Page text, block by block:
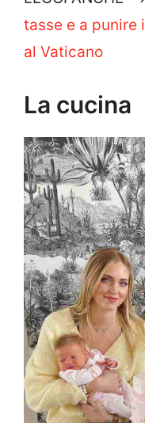
tasse e a punire
al Vaticano
La cucina